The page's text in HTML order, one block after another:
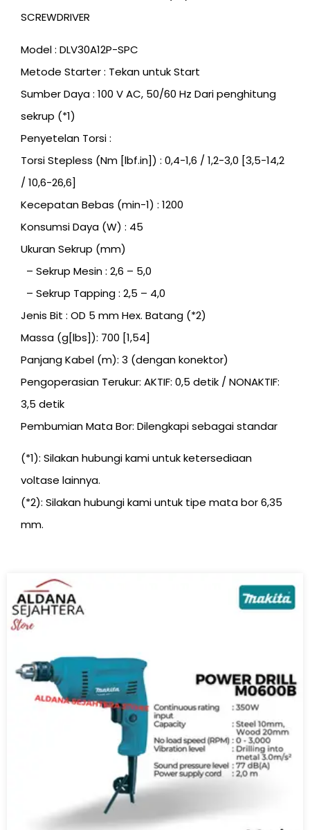
SCREWDRIVER
Model : DLV30A12P-SPC
Metode Starter : Tekan untuk Start
Sumber Daya : 100 V AC, 50/60 Hz Dari penghitung
sekrup (*1)
Penyetelan Torsi :
Torsi Stepless (Nm [lbf.in]) : 0,4-1,6 / 1,2-3,0 [3,5-14,2
/ 10,6-26,6]
Kecepatan Bebas (min-1) : 1200
Konsumsi Daya (W) : 45
Ukuran Sekrup (mm)
– Sekrup Mesin : 2,6 – 5,0
– Sekrup Tapping : 2,5 – 4,0
Jenis Bit : OD 5 mm Hex. Batang (*2)
Massa (g[lbs]): 700 [1,54]
Panjang Kabel (m): 3 (dengan konektor)
Pengoperasian Terukur: AKTIF: 0,5 detik / NONAKTIF:
3,5 detik
Pembumian Mata Bor: Dilengkapi sebagai standar
(*1): Silakan hubungi kami untuk ketersediaan
voltase lainnya.
(*2): Silakan hubungi kami untuk tipe mata bor 6,35
mm.